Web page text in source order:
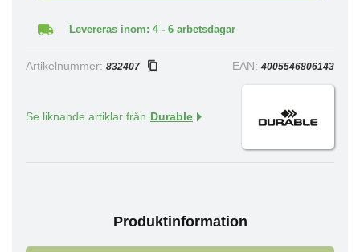
Levereras inom: 4 - 6 arbetsdagar
Artikelnummer: 832407 EAN: 4005546806143
Se liknande artiklar från Durable
Produktinformation